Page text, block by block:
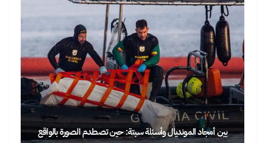
بين أمجاد المونديال وأسئلة سبتة: حين تصطدم الصورة بالواقع